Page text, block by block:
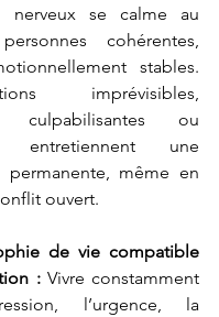
nerveux se calme au
cohérentes,
stables.
imprévisibles,
culpabilisantes ou
entretiennent une
permanente, même en
ouvert.
de vie compatible
: Vivre constamment
l’urgence, la